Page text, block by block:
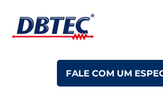
FALE COM UM